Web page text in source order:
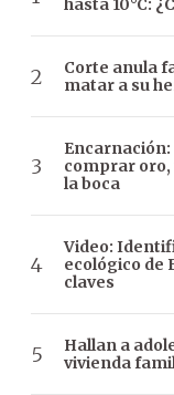
hasta 10°C:
Corte anula
matar a su
comprar oro,
la boca
Video:
ecológico de
claves
Hallan a
vivienda